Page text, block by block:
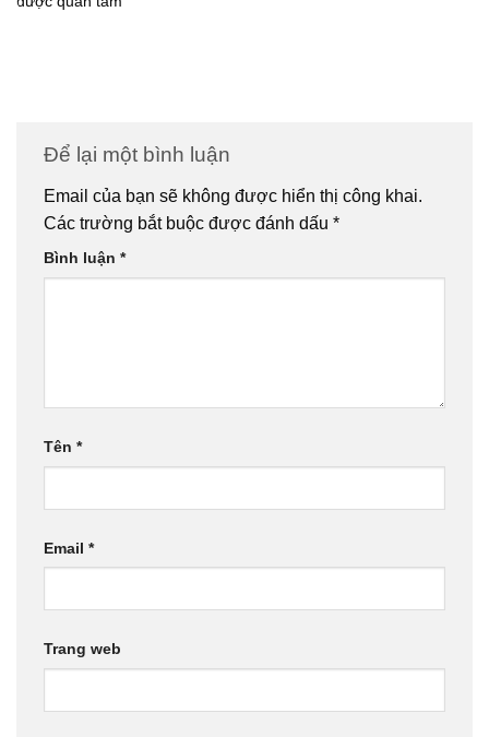
Để lại một bình luận
Email của bạn sẽ không được hiển thị công khai.
Các trường bắt buộc được đánh dấu *
Bình luận *
Tên *
Email *
Trang web